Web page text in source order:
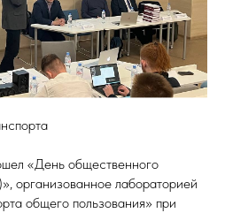
«День общественного
организованное лабораторией
общего пользования» при